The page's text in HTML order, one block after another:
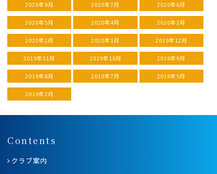
2020年9月 2020年7月 2020年6月
2020年5月 2020年4月 2020年3月
2020年2月 2020年1月 2019年12月
2019年11月 2019年10月 2019年9月
2019年8月 2019年7月 2019年5月
2019年2月
Contents
クラブ案内